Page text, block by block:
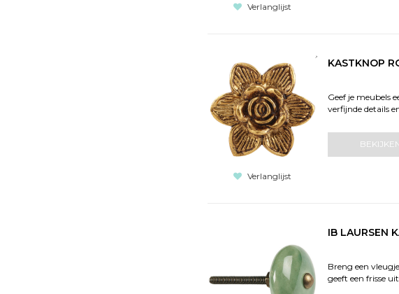
Verlanglijst
Verlanglijst
KASTKNOP
Geef je meubels
verfijnde details
IB LAURSEN
Breng een
geeft een frisse